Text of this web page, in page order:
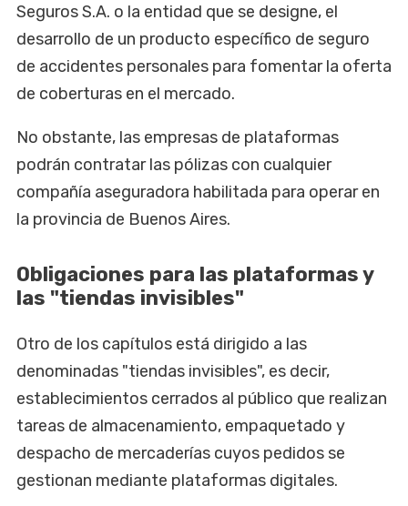
Seguros S.A. o la entidad que se designe, el
desarrollo de un producto específico de seguro
de accidentes personales para fomentar la oferta
de coberturas en el mercado.
No obstante, las empresas de plataformas
podrán contratar las pólizas con cualquier
compañía aseguradora habilitada para operar en
la provincia de Buenos Aires.
Obligaciones para las plataformas y
las "tiendas invisibles"
Otro de los capítulos está dirigido a las
denominadas "tiendas invisibles", es decir,
establecimientos cerrados al público que realizan
tareas de almacenamiento, empaquetado y
despacho de mercaderías cuyos pedidos se
gestionan mediante plataformas digitales.